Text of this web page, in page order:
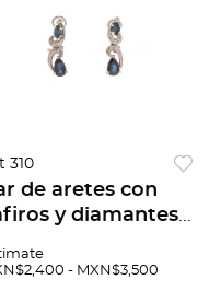
310
de aretes con
y diamantes
corte gota y
- MXN$3,500